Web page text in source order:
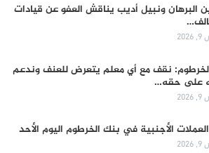
البرهان ونبيل أديب يناقش العفو عن قيادات
نقف مع أي معلم يتعرض للعنف وندعم
على حقه…
الأجنبية في بنك الخرطوم اليوم الأحد